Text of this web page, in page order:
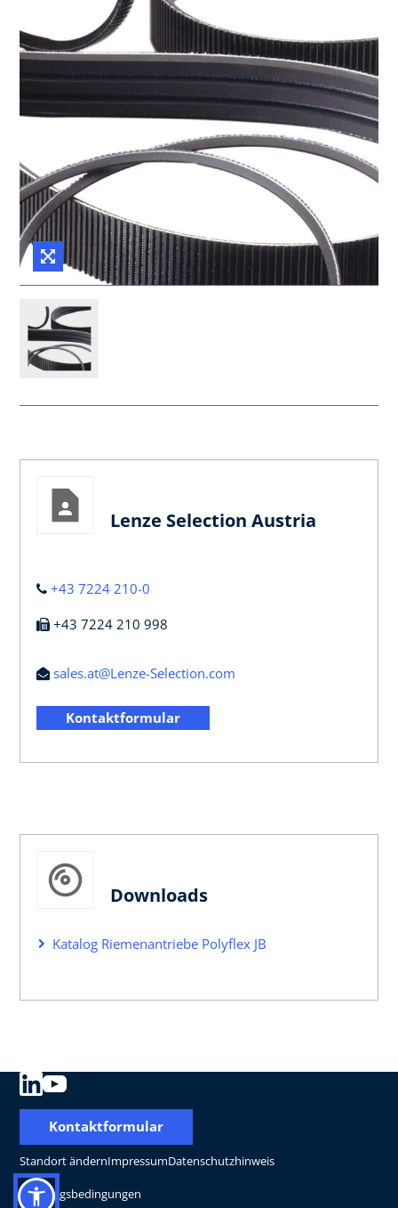
Lenze Selection Austria
+43 7224 210-0
+43 7224 210 998
sales.at@Lenze-Selection.com
Kontaktformular
Downloads
Katalog Riemenantriebe Polyflex JB
Standort ändernImpressumDatenschutzhinweis
Nutzungsbedingungen
Kontaktformular